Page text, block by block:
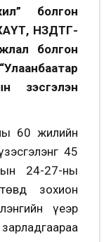
болгон
НЗДТГ-
болгон
үзэсгэлэн
60 жилийн
45
24-27-ны
зохион
үеэр